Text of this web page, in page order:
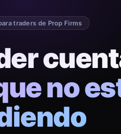
traders de Prop Firms
no